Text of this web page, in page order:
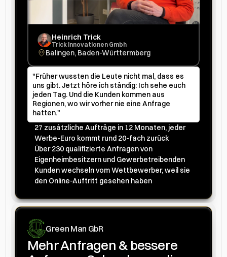
Heinrich Trick
Trick Innovationen Gmbh
Balingen, Baden-Württermberg
27 zusätzliche Aufträge in 12 Monaten, jeder
Werbe-Euro kommt rund 20-fach zurück
Über 230 qualifizierte Anfragen von
Eigenheimbesitzern und Gewerbetreibenden
Kunden wechseln vom Wettbewerber, weil sie
den Online-Auftritt gesehen haben
"Früher wussten die Leute nicht mal, dass es
uns gibt. Jetzt höre ich ständig: Ich sehe euch
jeden Tag. Und die Kunden kommen aus
Regionen, wo wir vorher nie eine Anfrage
hatten."
Green Man GbR
Mehr Anfragen & bessere